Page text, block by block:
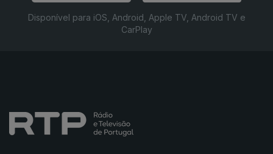
Disponível para iOS, Android, Apple TV, Android TV e
CarPlay